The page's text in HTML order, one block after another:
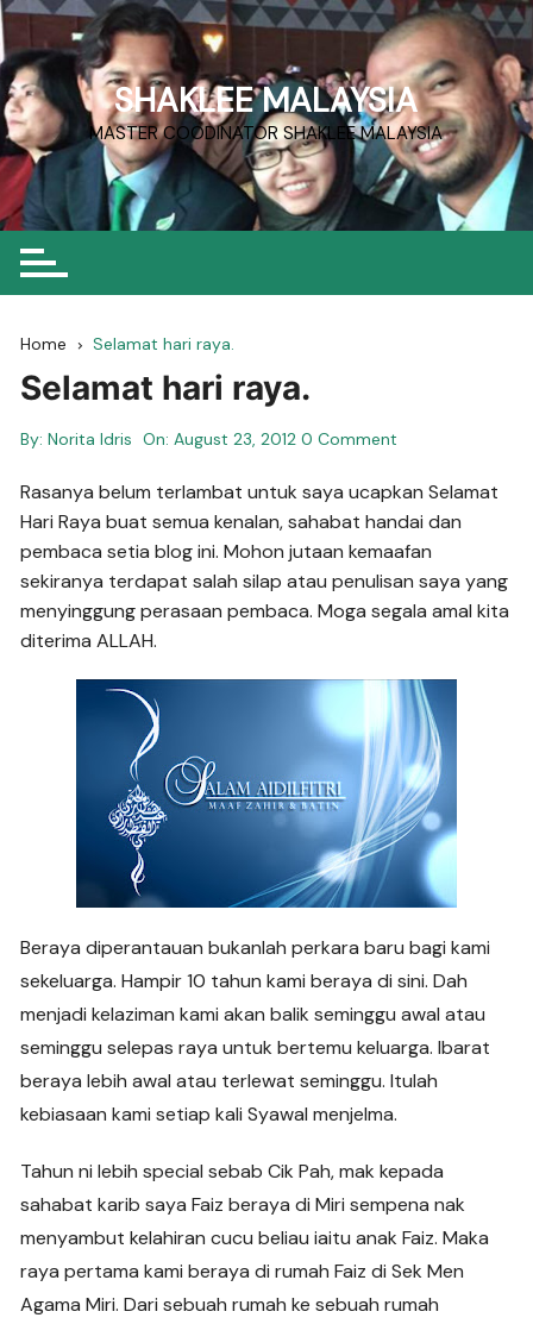
Skip
to
content
SHAKLEE MALAYSIA
MASTER COODINATOR SHAKLEE MALAYSIA
Home Selamat hari raya.
Selamat hari raya.
By: Norita Idris On:August 23, 2012 0 Comment
Rasanya belum terlambat untuk saya ucapkan Selamat
Hari Raya buat semua kenalan, sahabat handai dan
pembaca setia blog ini. Mohon jutaan kemaafan
sekiranya terdapat salah silap atau penulisan saya yang
menyinggung perasaan pembaca. Moga segala amal kita
diterima ALLAH.
Beraya diperantauan bukanlah perkara baru bagi kami
sekeluarga. Hampir 10 tahun kami beraya di sini. Dah
menjadi kelaziman kami akan balik seminggu awal atau
seminggu selepas raya untuk bertemu keluarga. Ibarat
beraya lebih awal atau terlewat seminggu. Itulah
kebiasaan kami setiap kali Syawal menjelma.
Tahun ni lebih special sebab Cik Pah, mak kepada
sahabat karib saya Faiz beraya di Miri sempena nak
menyambut kelahiran cucu beliau iaitu anak Faiz. Maka
raya pertama kami beraya di rumah Faiz di Sek Men
Agama Miri. Dari sebuah rumah ke sebuah rumah